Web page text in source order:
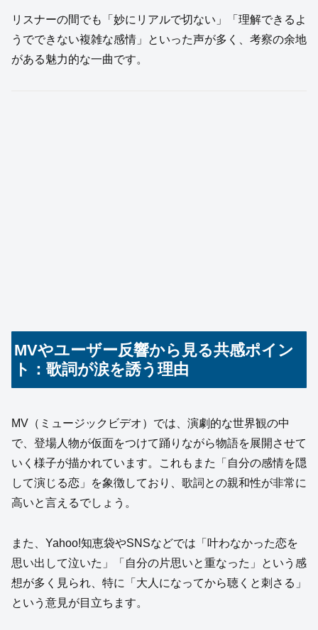
リスナーの間でも「妙にリアルで切ない」「理解できるよ
うでできない複雑な感情」といった声が多く、考察の余地
がある魅力的な一曲です。
MVやユーザー反響から見る共感ポイン
ト：歌詞が涙を誘う理由
MV（ミュージックビデオ）では、演劇的な世界観の中
で、登場人物が仮面をつけて踊りながら物語を展開させて
いく様子が描かれています。これもまた「自分の感情を隠
して演じる恋」を象徴しており、歌詞との親和性が非常に
高いと言えるでしょう。
また、Yahoo!知恵袋やSNSなどでは「叶わなかった恋を
思い出して泣いた」「自分の片思いと重なった」という感
想が多く見られ、特に「大人になってから聴くと刺さる」
という意見が目立ちます。